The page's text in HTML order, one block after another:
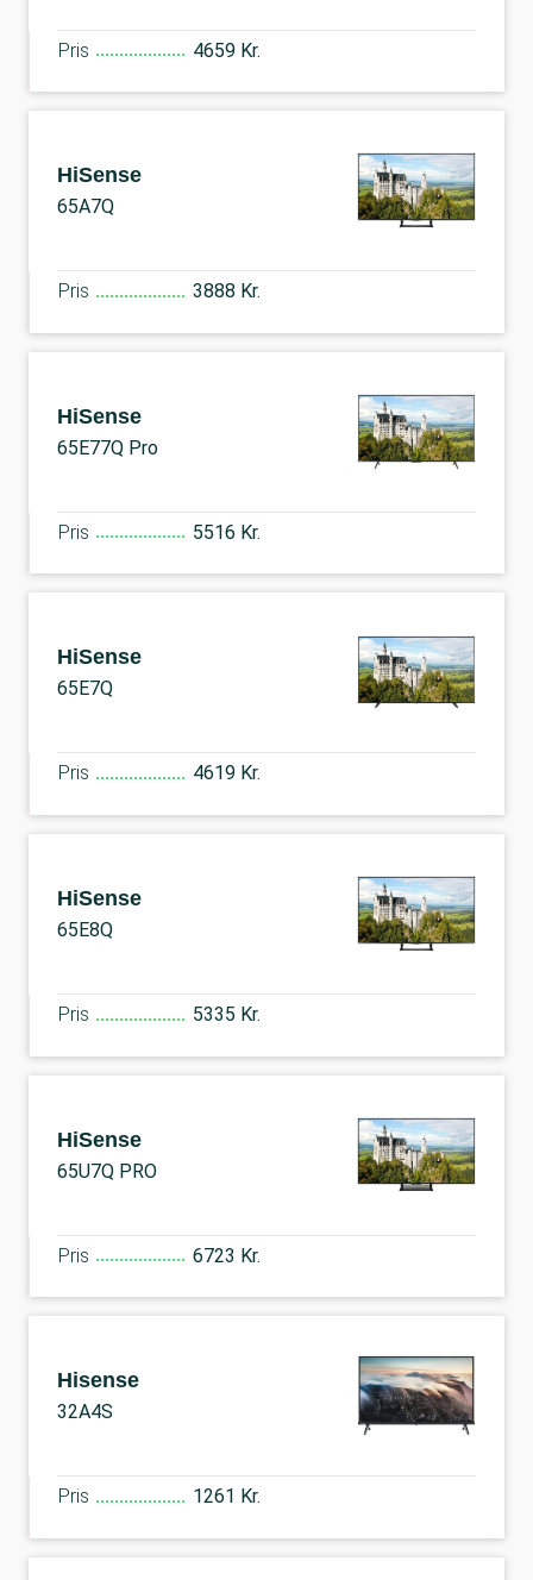
Pris 4659 Kr.
HiSense
65A7Q
Pris 3888 Kr.
HiSense
65E77Q Pro
Pris 5516 Kr.
HiSense
65E7Q
Pris 4619 Kr.
HiSense
65E8Q
Pris 5335 Kr.
HiSense
65U7Q PRO
Pris 6723 Kr.
Hisense
32A4S
Pris 1261 Kr.